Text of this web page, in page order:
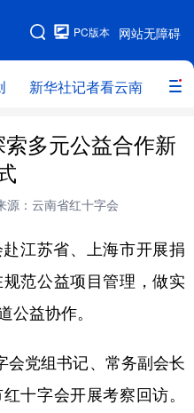
网站无障碍
PC版本
新华社记者看云南 政务
图
闻 本网原创
报道集 旅游
教育
图片
物
多元公益合作新
源：云南省红十字会
江苏省、上海市开展捐
范公益项目管理，做实
益协作。
党组书记、常务副会长
十字会开展考察回访。